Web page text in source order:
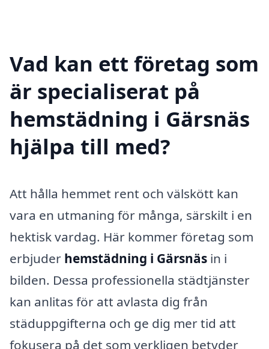
Vad kan ett företag som
är specialiserat på
hemstädning i Gärsnäs
hjälpa till med?
Att hålla hemmet rent och välskött kan
vara en utmaning för många, särskilt i en
hektisk vardag. Här kommer företag som
erbjuder hemstädning i Gärsnäs in i
bilden. Dessa professionella städtjänster
kan anlitas för att avlasta dig från
städuppgifterna och ge dig mer tid att
fokusera på det som verkligen betyder